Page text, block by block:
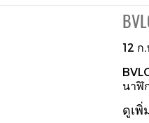
มีฟัง
ด้วยเ
ระดั
จาก
ด้วย
กลไ
12 ก
นาฬิ
ผสม
ดูเพิ่